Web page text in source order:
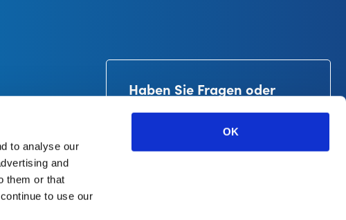
to analyse our
and
them or that
to use our
OK
Group B.V.
Haben Sie Fragen oder
brauchen Sie Hilfe?